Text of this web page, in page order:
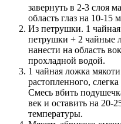
завернуть в 2-3 слоя
область глаз на 10-
Из петрушки. 1
петрушки + 2 чайные
нанести на область
прохладной водой.
1 чайная ложка
растопленного,
Смесь вбить
век и оставить на 20-
температуры.